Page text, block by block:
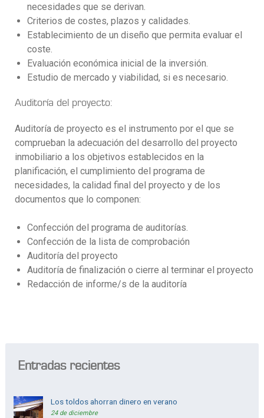
necesidades que se derivan.
Criterios de costes, plazos y calidades.
Establecimiento de un diseño que permita evaluar el
coste.
Evaluación económica inicial de la inversión.
Estudio de mercado y viabilidad, si es necesario.
Auditoría del proyecto:
Auditoría de proyecto es el instrumento por el que se
comprueban la adecuación del desarrollo del proyecto
inmobiliario a los objetivos establecidos en la
planificación, el cumplimiento del programa de
necesidades, la calidad final del proyecto y de los
documentos que lo componen:
Confección del programa de auditorías.
Confección de la lista de comprobación
Auditoría del proyecto
Auditoría de finalización o cierre al terminar el proyecto
Redacción de informe/s de la auditoría
Entradas recientes
Los toldos ahorran dinero en verano
24 de diciembre